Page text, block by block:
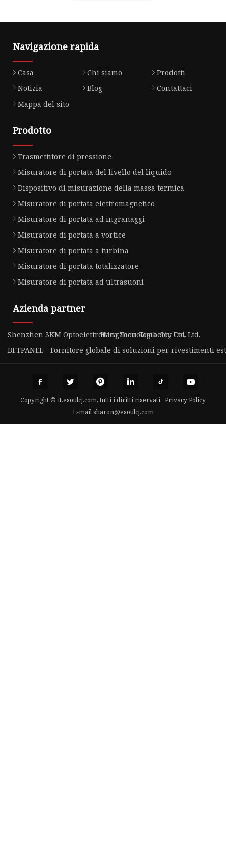
Navigazione rapida
Casa Chi siamo
Prodotti
Notizia
Blog
Contattaci
Mappa del sito
Prodotto
Trasmettitore di pressione
Misuratore di portata del livello del liquido
Dispositivo di misurazione della massa termica
Misuratore di portata elettromagnetico
Misuratore di portata ad ingranaggi
Misuratore di portata a vortice
Misuratore di portata a turbina
Misuratore di portata totalizzatore
Misuratore di portata ad ultrasuoni
Azienda partner
Shenzhen 3KM Optoelettronica Tecnologia Co., Ltd.
Hangzhou Kimberly Co., Ltd.
BFTPANEL - Fornitore globale di soluzioni per rivestimenti
Copyright © it.esoulcj.com, tutti i diritti riservati. Privacy Policy
E-mail sharon@esoulcj.com